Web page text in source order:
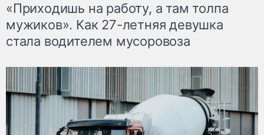
«Приходишь на работу, а там толпа
мужиков». Как 27-летняя девушка
стала водителем мусоровоза